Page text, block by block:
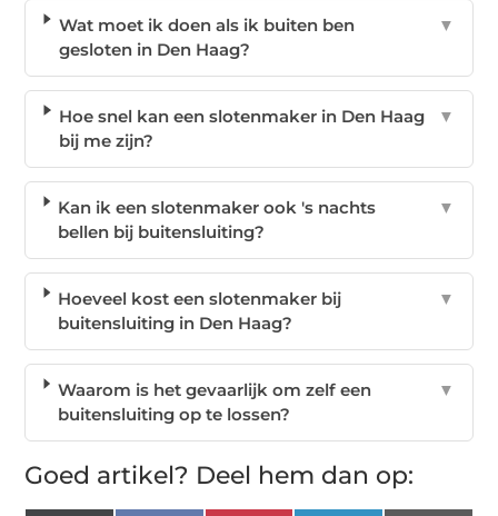
Wat moet ik doen als ik buiten ben
gesloten in Den Haag?
▼
Hoe snel kan een slotenmaker in Den Haag
bij me zijn?
▼
Kan ik een slotenmaker ook 's nachts
bellen bij buitensluiting?
▼
Hoeveel kost een slotenmaker bij
buitensluiting in Den Haag?
▼
Waarom is het gevaarlijk om zelf een
buitensluiting op te lossen?
▼
Goed artikel? Deel hem dan op: